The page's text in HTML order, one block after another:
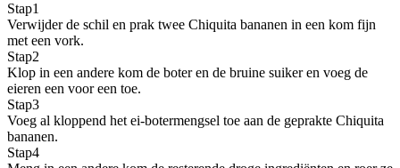
Stap1
Verwijder de schil en prak twee Chiquita bananen in een kom fijn
met een vork.
Stap2
Klop in een andere kom de boter en de bruine suiker en voeg de
eieren een voor een toe.
Stap3
Voeg al kloppend het ei-botermengsel toe aan de geprakte Chiquita
bananen.
Stap4